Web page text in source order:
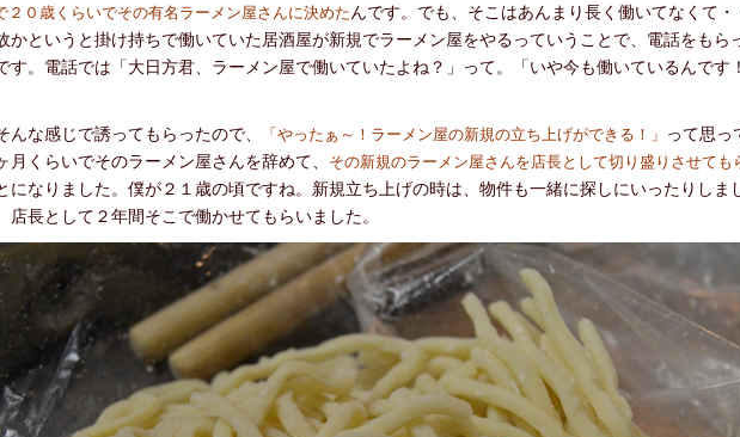
２０歳くらいでその有名ラーメン屋さんに決めた んです。でも、そこはあんまり長く働いてなくて・
かというと掛け持ちで働いていた居酒屋が新規でラーメン屋をやるっていうことで、電話をもら
す。電話では「大日方君、ラーメン屋で働いていたよね？」って。「いや今も働いているんです
な感じで誘ってもらったので、 「やったぁ～！ラーメン屋の新規の立ち上げができる！」 って思っ
月くらいでそのラーメン屋さんを辞めて、 その新規のラーメン屋さんを店長として切り盛りさせても
になりました。僕が２１歳の頃ですね。新規立ち上げの時は、物件も一緒に探しにいったりしま
店長として２年間そこで働かせてもらいました。